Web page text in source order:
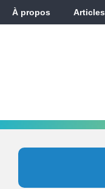
À propos Articles